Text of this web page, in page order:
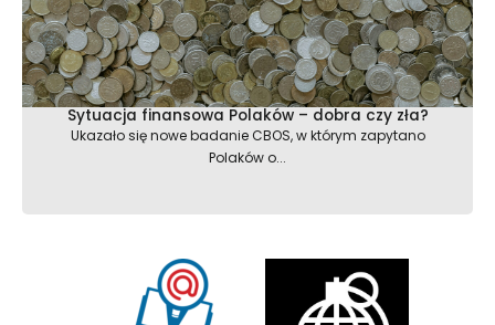
Sytuacja finansowa Polaków – dobra czy zła?
Ukazało się nowe badanie CBOS, w którym zapytano
Polaków o...